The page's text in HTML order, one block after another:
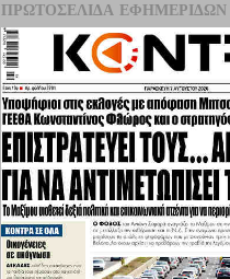
ΠΡΩΤΟΣΈΛΙΔΑ ΕΦΗΜΕΡΊΔΩΝ